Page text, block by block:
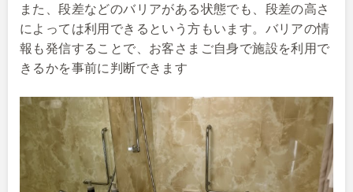
また、段差などのバリアがある状態でも、段差の高さ
によっては利用できるという方もいます。バリアの情
報も発信することで、お客さまご自身で施設を利用で
きるかを事前に判断できます